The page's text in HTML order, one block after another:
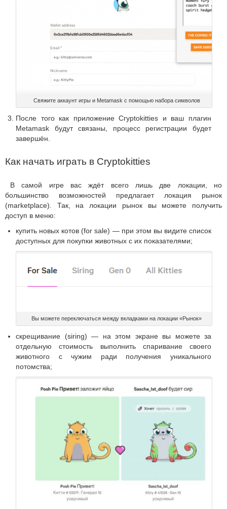
Свяжите аккаунт игры и Metamask с помощью набора символов
После того как приложение Cryptokitties и ваш плагин
Metamask будут связаны, процесс регистрации будет
завершён.
Как начать играть в Cryptokitties
В самой игре вас ждёт всего лишь две локации, но
большинство возможностей предлагает локация рынок
(marketplace). Так, на локации рынок вы можете получить
доступ в меню:
купить новых котов (for sale) — при этом вы видите список
доступных для покупки животных с их показателями;
Вы можете переключаться между вкладками на локации «Рынок»
скрещивание (siring) — на этом экране вы можете за
отдельную стоимость выполнить спаривание своего
животного с чужим ради получения уникального
потомства;